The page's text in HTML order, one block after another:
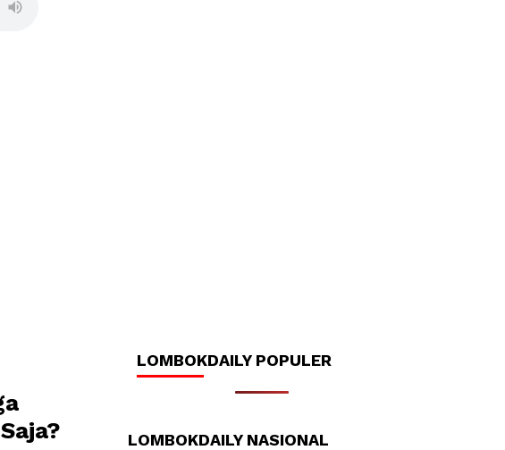
LOMBOKDAILY POPULER
LOMBOKDAILY NASIONAL